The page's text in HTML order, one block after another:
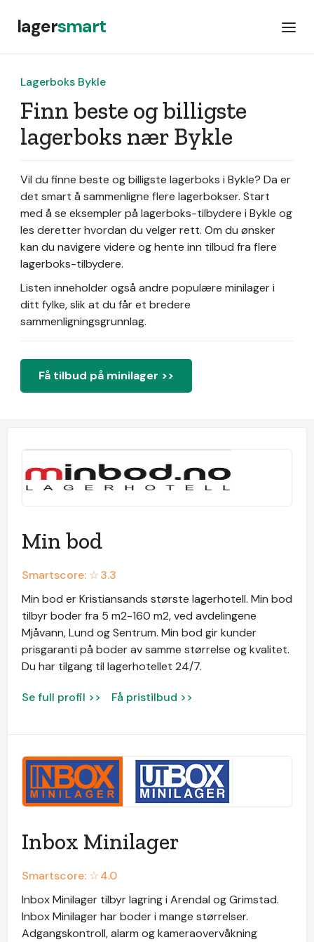
lagersmart
Lagerboks Bykle
Finn beste og billigste
lagerboks nær Bykle
Vil du finne beste og billigste lagerboks i Bykle? Da er
det smart å sammenligne flere lagerbokser. Start
med å se eksempler på lagerboks-tilbydere i Bykle og
les deretter hvordan du velger rett. Om du ønsker
kan du navigere videre og hente inn tilbud fra flere
lagerboks-tilbydere.
Listen inneholder også andre populære minilager i
ditt fylke, slik at du får et bredere
sammenligningsgrunnlag.
Få tilbud på minilager >>
Min bod
Smartscore: ☆3.3
Min bod er Kristiansands største lagerhotell. Min bod
tilbyr boder fra 5 m2-160 m2, ved avdelingene
Mjåvann, Lund og Sentrum. Min bod gir kunder
prisgaranti på boder av samme størrelse og kvalitet.
Du har tilgang til lagerhotellet 24/7.
Se full profil >> Få pristilbud >>
Inbox Minilager
Smartscore: ☆4.0
Inbox Minilager tilbyr lagring i Arendal og Grimstad.
Inbox Minilager har boder i mange størrelser.
Adgangskontroll, alarm og kameraovervåkning